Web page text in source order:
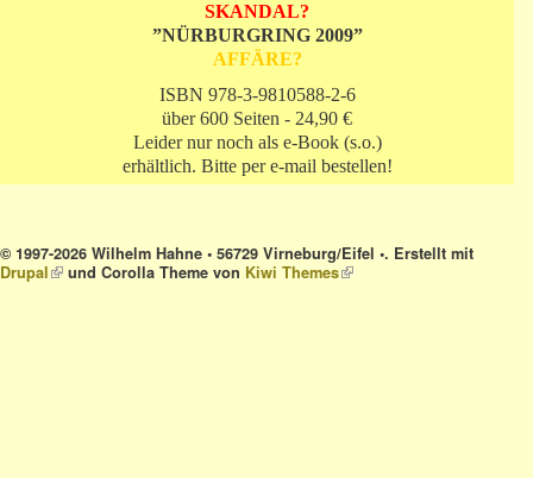
SKANDAL?
”NÜRBURGRING 2009”
AFFÄRE?
ISBN 978-3-9810588-2-6
über 600 Seiten - 24,90 €
Leider nur noch als e-Book (s.o.)
erhältlich. Bitte per e-mail bestellen!
© 1997-2026 Wilhelm Hahne • 56729 Virneburg/Eifel •. Erstellt mit
Drupal(link is external)
und Corolla Theme von Kiwi Themes(link is external)